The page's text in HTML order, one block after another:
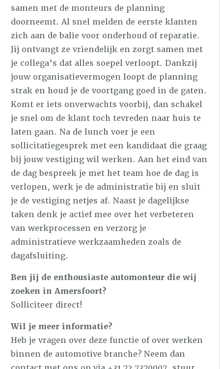
samen met de monteurs de planning
doorneemt. Al snel melden de eerste klanten
zich aan de balie voor onderhoud of reparatie.
Jij ontvangt ze vriendelijk en zorgt samen met
je collega’s dat alles soepel verloopt. Dankzij
jouw organisatievermogen loopt de planning
strak en houd je de voortgang goed in de gaten.
Komt er iets onverwachts voorbij, dan schakel
je snel om de klant toch tevreden naar huis te
laten gaan. Na de lunch voer je een
sollicitatiegesprek met een kandidaat die graag
bij jouw vestiging wil werken. Aan het eind van
de dag bespreek je met het team hoe de dag is
verlopen, werk je de administratie bij en sluit
je de vestiging netjes af. Naast je dagelijkse
taken denk je actief mee over het verbeteren
van werkprocessen en verzorg je
administratieve werkzaamheden zoals de
dagafsluiting.
Ben jij de enthousiaste automonteur die wij
zoeken in Amersfoort?
Solliciteer direct!
Wil je meer informatie?
Heb je vragen over deze functie of over werken
binnen de automotive branche? Neem dan